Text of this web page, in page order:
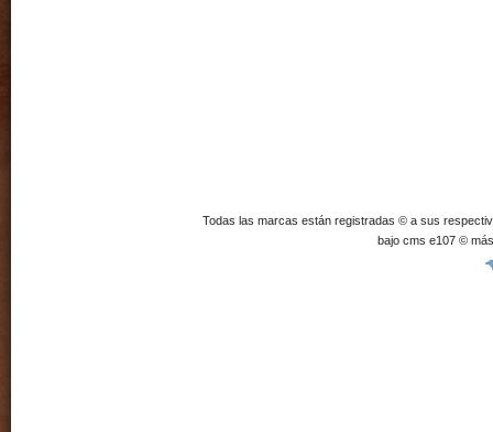
Todas las marcas están registradas © a sus
bajo cms e107 ©